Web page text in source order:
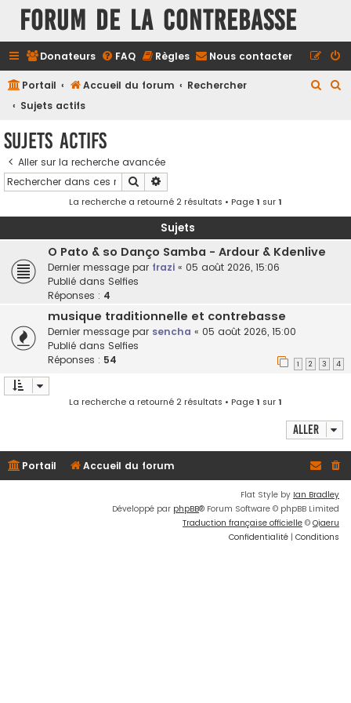
FORUM DE LA CONTREBASSE
Donateurs FAQ Règles Nous contacter
Portail Accueil du forum
Rechercher
Sujets actifs
e
Sujets actifs
Aller sur la recherche avancée
Rechercher
La recherche a retourné 2 résultats • Page1 sur1
Sujets
O Pato & so Danço Samba - Ardour & Kdenlive
Dernier message par frazi « 05 août 2026, 15:06
Publié dans Selfies
Réponses : 4
musique traditionnelle et contrebasse
Dernier message par sencha « 05 août 2026, 15:00
Publié dans Selfies
Réponses : 54 1 2 3 4
La recherche a retourné 2 résultats • Page1 sur1
Aller
Portail Accueil du forum
Flat Style by Ian Bradley
Développé par phpBB® Forum Software © phpBB Limited
Traduction française officielle © Qiaeru
Confidentialité | Conditions